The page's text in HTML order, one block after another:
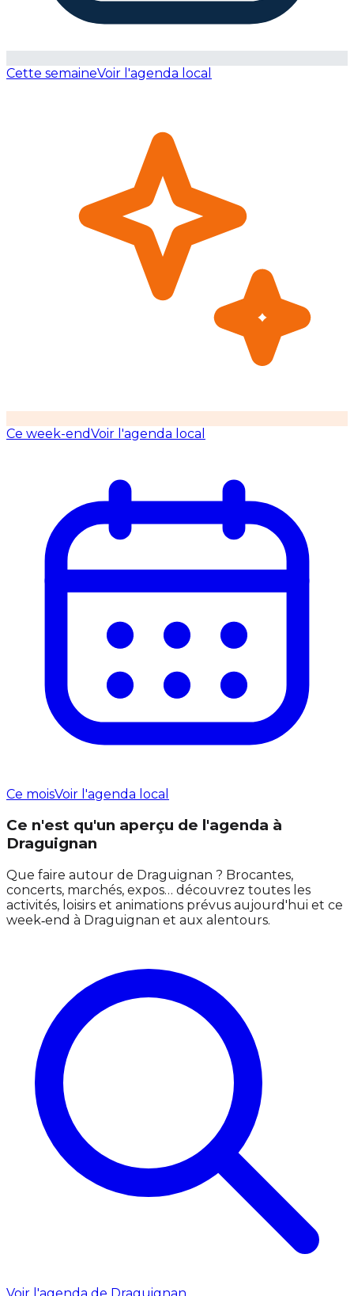
Cette semaineVoir l'agenda local
Ce week-endVoir l'agenda local
Ce moisVoir l'agenda local
Ce n'est qu'un aperçu de l'agenda à
Draguignan
Que faire autour de Draguignan ? Brocantes,
concerts, marchés, expos… découvrez toutes les
activités, loisirs et animations prévus aujourd'hui et ce
week‑end à Draguignan et aux alentours.